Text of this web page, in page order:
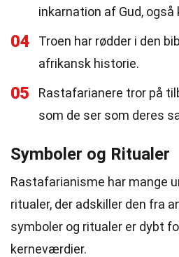
inkarnation af Gud,
04
Troen har rødder i den
afrikansk historie.
05
Rastafarianere tror på
som de ser som deres
Symboler og Ritualer
Rastafarianisme har mange
ritualer, der adskiller den fra
symboler og ritualer er dybt
kerneværdier.